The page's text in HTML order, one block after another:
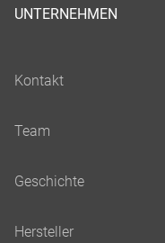
UNTERNEHMEN